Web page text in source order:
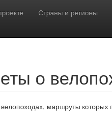
Страны и регионы
о
маршруты которых